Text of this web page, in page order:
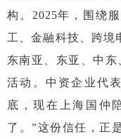
构。2025年，围绕
工、金融科技、跨境
东南亚、东亚、中
活动。中资企业代
底，现在上海国仲
了。”这份信任，正